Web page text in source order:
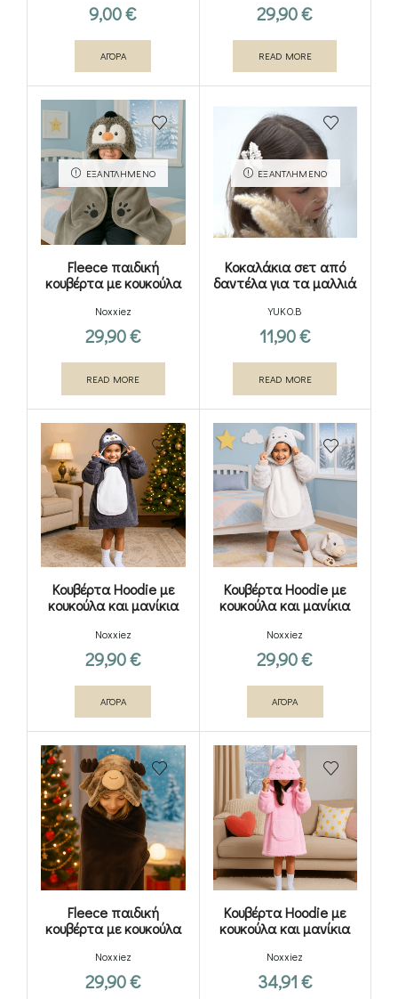
9,00€
ΑΓΟΡΑ
29,90€
READ MORE
ΕΞΑΝΤΛΗΜΈΝΟ
Fleece παιδική
κουβέρτα με κουκούλα
Πιγκουίνος
Noxxiez
29,90€
READ MORE
ΕΞΑΝΤΛΗΜΈΝΟ
Κοκαλάκια σετ από
δαντέλα για τα μαλλιά
Zelie
YUKO.B
11,90€
READ MORE
Κουβέρτα Hoodie με
κουκούλα και μανίκια
Noxxiez
29,90€
ΑΓΟΡΑ
Κουβέρτα Hoodie με
κουκούλα και μανίκια
Noxxiez
29,90€
ΑΓΟΡΑ
Fleece παιδική
κουβέρτα με κουκούλα
Τάρανδος
Noxxiez
29,90€
Κουβέρτα Hoodie με
κουκούλα και μανίκια
Noxxiez
34,91€